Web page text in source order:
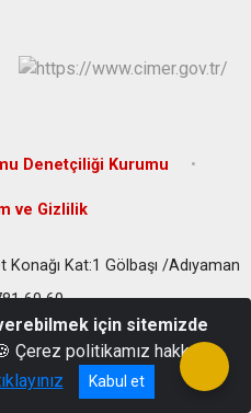
Denetçiliği Kurumu
ve Gizlilik
Kat:1 Gölbaşı /Adıyaman
60 60
için sitemizde
Çerez politikamız hakkında
Kabul et